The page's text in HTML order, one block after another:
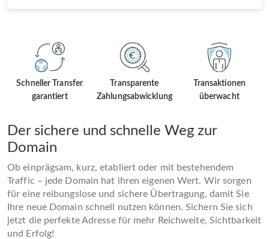
Schneller Transfer
garantiert
Transparente
Zahlungsabwicklung
Transaktionen
überwacht
Der sichere und schnelle Weg zur
Domain
Ob einprägsam, kurz, etabliert oder mit bestehendem
Traffic – jede Domain hat ihren eigenen Wert. Wir sorgen
für eine reibungslose und sichere Übertragung, damit Sie
Ihre neue Domain schnell nutzen können. Sichern Sie sich
jetzt die perfekte Adresse für mehr Reichweite, Sichtbarkeit
und Erfolg!